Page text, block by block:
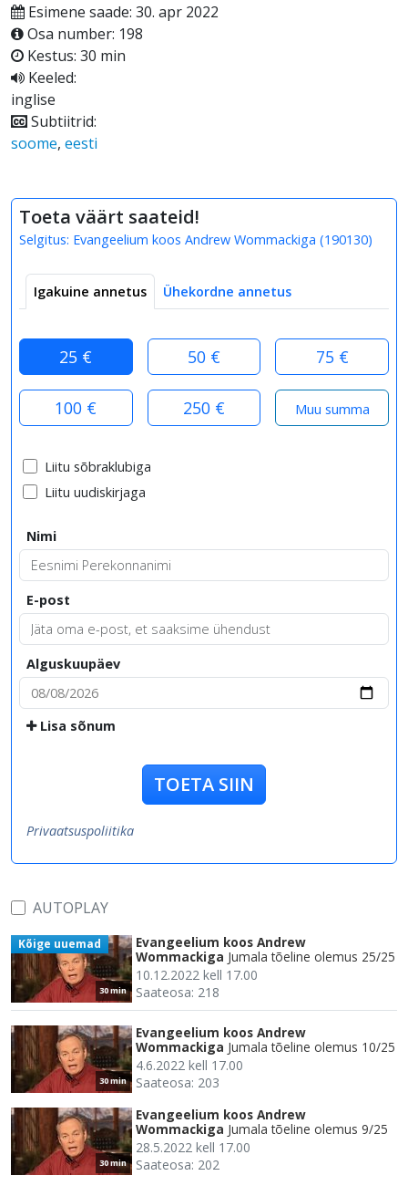
Esimene saade: 30. apr 2022
Osa number: 198
Kestus: 30 min
Keeled:
inglise
Subtiitrid:
soome, eesti
Toeta väärt saateid!
Selgitus: Evangeelium koos Andrew Wommackiga (190130)
Igakuine annetus Ühekordne annetus
25 € 50 € 75 €
100 € 250 €
Liitu sõbraklubiga
Liitu uudiskirjaga
Nimi
E-post
Alguskuupäev
Lisa sõnum
TOETA SIIN
Privaatsuspoliitika
AUTOPLAY
30 min
Kõige uuemad
Evangeelium koos Andrew
Wommackiga Jumala tõeline olemus 25/25
10.12.2022 kell 17.00
Saateosa: 218
30 min
Evangeelium koos Andrew
Wommackiga Jumala tõeline olemus 10/25
4.6.2022 kell 17.00
Saateosa: 203
30 min
Evangeelium koos Andrew
Wommackiga Jumala tõeline olemus 9/25
28.5.2022 kell 17.00
Saateosa: 202